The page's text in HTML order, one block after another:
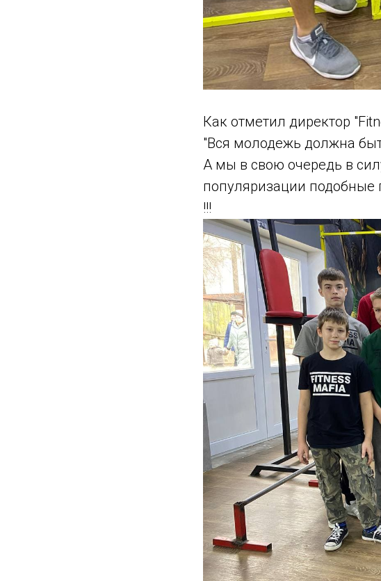
Как отметил директор
"Вся молодежь должна
А мы в свою очередь в
популяризации подобные
!!!